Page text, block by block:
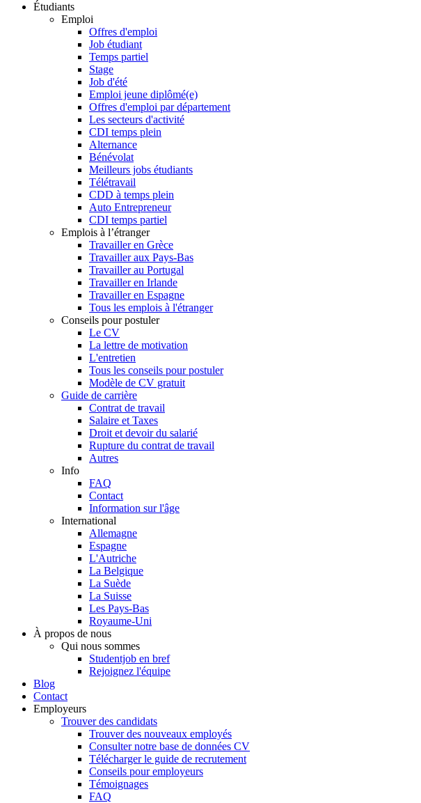
Étudiants
Emploi
Offres d'emploi
Job étudiant
Temps partiel
Stage
Job d'été
Emploi jeune diplômé(e)
Offres d'emploi par département
Les secteurs d'activité
CDI temps plein
Alternance
Bénévolat
Meilleurs jobs étudiants
Télétravail
CDD à temps plein
Auto Entrepreneur
CDI temps partiel
Emplois à l’étranger
Travailler en Grèce
Travailler aux Pays-Bas
Travailler au Portugal
Travailler en Irlande
Travailler en Espagne
Tous les emplois à l'étranger
Conseils pour postuler
Le CV
La lettre de motivation
L'entretien
Tous les conseils pour postuler
Modèle de CV gratuit
Guide de carrière
Contrat de travail
Salaire et Taxes
Droit et devoir du salarié
Rupture du contrat de travail
Autres
Info
FAQ
Contact
Information sur l'âge
International
Allemagne
Espagne
L'Autriche
La Belgique
La Suède
La Suisse
Les Pays-Bas
Royaume-Uni
À propos de nous
Qui nous sommes
Studentjob en bref
Rejoignez l'équipe
Blog
Contact
Employeurs
Trouver des candidats
Trouver des nouveaux employés
Consulter notre base de données CV
Télécharger le guide de recrutement
Conseils pour employeurs
Témoignages
FAQ